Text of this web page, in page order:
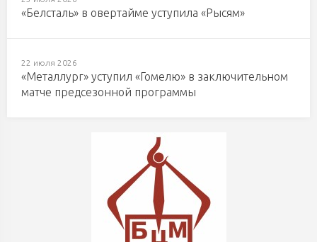
«Белсталь» в овертайме уступила «Рысям»
22 июля 2026
«Металлург» уступил «Гомелю» в заключительном
матче предсезонной программы